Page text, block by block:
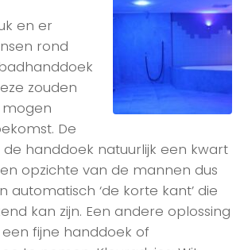
en er
rond
zouden
De
handdoek natuurlijk een kwart
opzichte van de mannen dus
automatisch ‘de korte kant’ die
kan zijn. Een andere oplossing
een fijne handdoek of